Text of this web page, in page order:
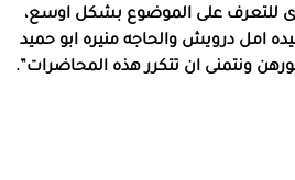
للتعرف على الموضوع بشكل اوسع،
امل درويش والحاجه منيره ابو حميد
ونتمنى ان تتكرر هذه المحاضرات”.